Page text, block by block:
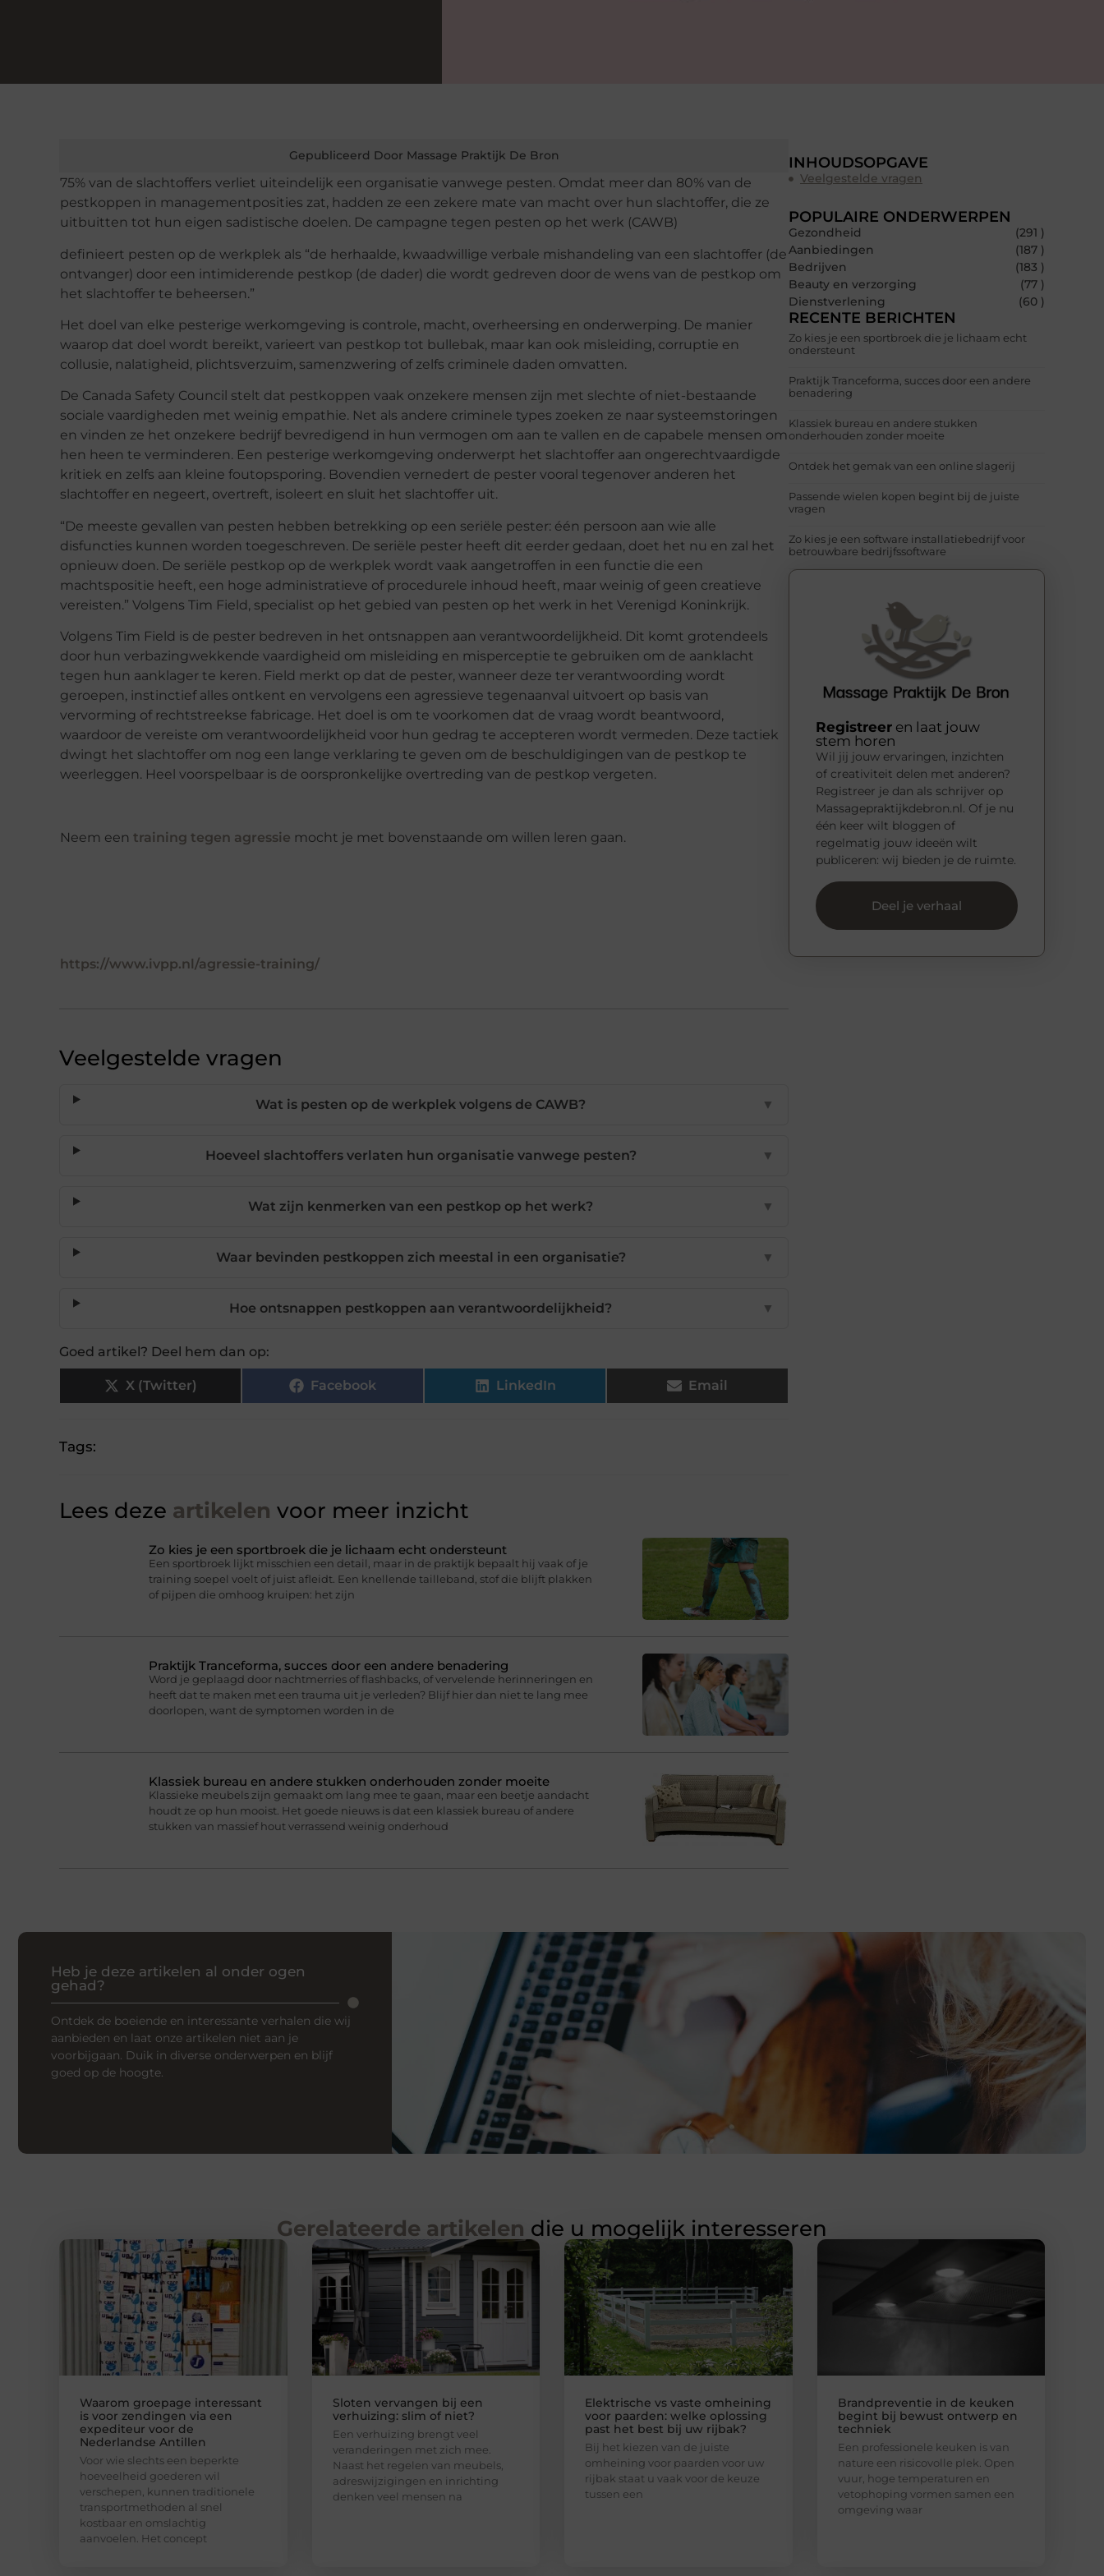
Gepubliceerd Door Massage Praktijk De Bron
75% van de slachtoffers verliet uiteindelijk een organisatie vanwege pesten. Omdat meer dan 80% van de
pestkoppen in managementposities zat, hadden ze een zekere mate van macht over hun slachtoffer, die ze
uitbuitten tot hun eigen sadistische doelen. De campagne tegen pesten op het werk (CAWB)
definieert pesten op de werkplek als “de herhaalde, kwaadwillige verbale mishandeling van een slachtoffer (de
ontvanger) door een intimiderende pestkop (de dader) die wordt gedreven door de wens van de pestkop om
het slachtoffer te beheersen.”
Het doel van elke pesterige werkomgeving is controle, macht, overheersing en onderwerping. De manier
waarop dat doel wordt bereikt, varieert van pestkop tot bullebak, maar kan ook misleiding, corruptie en
collusie, nalatigheid, plichtsverzuim, samenzwering of zelfs criminele daden omvatten.
De Canada Safety Council stelt dat pestkoppen vaak onzekere mensen zijn met slechte of niet-bestaande
sociale vaardigheden met weinig empathie. Net als andere criminele types zoeken ze naar systeemstoringen
en vinden ze het onzekere bedrijf bevredigend in hun vermogen om aan te vallen en de capabele mensen om
hen heen te verminderen. Een pesterige werkomgeving onderwerpt het slachtoffer aan ongerechtvaardigde
kritiek en zelfs aan kleine foutopsporing. Bovendien vernedert de pester vooral tegenover anderen het
slachtoffer en negeert, overtreft, isoleert en sluit het slachtoffer uit.
“De meeste gevallen van pesten hebben betrekking op een seriële pester: één persoon aan wie alle
disfuncties kunnen worden toegeschreven. De seriële pester heeft dit eerder gedaan, doet het nu en zal het
opnieuw doen. De seriële pestkop op de werkplek wordt vaak aangetroffen in een functie die een
machtspositie heeft, een hoge administratieve of procedurele inhoud heeft, maar weinig of geen creatieve
vereisten.” Volgens Tim Field, specialist op het gebied van pesten op het werk in het Verenigd Koninkrijk.
Volgens Tim Field is de pester bedreven in het ontsnappen aan verantwoordelijkheid. Dit komt grotendeels
door hun verbazingwekkende vaardigheid om misleiding en misperceptie te gebruiken om de aanklacht
tegen hun aanklager te keren. Field merkt op dat de pester, wanneer deze ter verantwoording wordt
geroepen, instinctief alles ontkent en vervolgens een agressieve tegenaanval uitvoert op basis van
vervorming of rechtstreekse fabricage. Het doel is om te voorkomen dat de vraag wordt beantwoord,
waardoor de vereiste om verantwoordelijkheid voor hun gedrag te accepteren wordt vermeden. Deze tactiek
dwingt het slachtoffer om nog een lange verklaring te geven om de beschuldigingen van de pestkop te
weerleggen. Heel voorspelbaar is de oorspronkelijke overtreding van de pestkop vergeten.
Neem een training tegen agressie mocht je met bovenstaande om willen leren gaan.
https://www.ivpp.nl/agressie-training/
Veelgestelde vragen
Wat is pesten op de werkplek volgens de CAWB? ▼
Hoeveel slachtoffers verlaten hun organisatie vanwege pesten? ▼
Wat zijn kenmerken van een pestkop op het werk? ▼
Waar bevinden pestkoppen zich meestal in een organisatie? ▼
Hoe ontsnappen pestkoppen aan verantwoordelijkheid? ▼
Goed artikel? Deel hem dan op:
X (Twitter) Facebook LinkedIn Email
Tags:
Lees deze artikelen voor meer inzicht
Zo kies je een sportbroek die je lichaam echt ondersteunt
Een sportbroek lijkt misschien een detail, maar in de praktijk bepaalt hij vaak of je
training soepel voelt of juist afleidt. Een knellende tailleband, stof die blijft plakken
of pijpen die omhoog kruipen: het zijn
Praktijk Tranceforma, succes door een andere benadering
Word je geplaagd door nachtmerries of flashbacks, of vervelende herinneringen en
heeft dat te maken met een trauma uit je verleden? Blijf hier dan niet te lang mee
doorlopen, want de symptomen worden in de
Klassiek bureau en andere stukken onderhouden zonder moeite
Klassieke meubels zijn gemaakt om lang mee te gaan, maar een beetje aandacht
houdt ze op hun mooist. Het goede nieuws is dat een klassiek bureau of andere
stukken van massief hout verrassend weinig onderhoud
INHOUDSOPGAVE
Veelgestelde vragen
POPULAIRE ONDERWERPEN
Gezondheid
(291 )
Aanbiedingen
(187 )
Bedrijven
(183 )
Beauty en verzorging
(77 )
Dienstverlening
(60 )
RECENTE BERICHTEN
Zo kies je een sportbroek die je lichaam echt
ondersteunt
Praktijk Tranceforma, succes door een andere
benadering
Klassiek bureau en andere stukken
onderhouden zonder moeite
Ontdek het gemak van een online slagerij
Passende wielen kopen begint bij de juiste
vragen
Zo kies je een software installatiebedrijf voor
betrouwbare bedrijfssoftware
Registreer en laat jouw
stem horen
Wil jij jouw ervaringen, inzichten
of creativiteit delen met anderen?
Registreer je dan als schrijver op
Massagepraktijkdebron.nl. Of je nu
één keer wilt bloggen of
regelmatig jouw ideeën wilt
publiceren: wij bieden je de ruimte.
Deel je verhaal
Heb je deze artikelen al onder ogen
gehad?
Ontdek de boeiende en interessante verhalen die wij
aanbieden en laat onze artikelen niet aan je
voorbijgaan. Duik in diverse onderwerpen en blijf
goed op de hoogte.
Gerelateerde artikelen die u mogelijk interesseren
Waarom groepage interessant
is voor zendingen via een
expediteur voor de
Nederlandse Antillen
Voor wie slechts een beperkte
hoeveelheid goederen wil
verschepen, kunnen traditionele
transportmethoden al snel
kostbaar en omslachtig
aanvoelen. Het concept
Sloten vervangen bij een
verhuizing: slim of niet?
Een verhuizing brengt veel
veranderingen met zich mee.
Naast het regelen van meubels,
adreswijzigingen en inrichting
denken veel mensen na
Elektrische vs vaste omheining
voor paarden: welke oplossing
past het best bij uw rijbak?
Bij het kiezen van de juiste
omheining voor paarden voor uw
rijbak staat u vaak voor de keuze
tussen een
Brandpreventie in de keuken
begint bij bewust ontwerp en
techniek
Een professionele keuken is van
nature een risicovolle plek. Open
vuur, hoge temperaturen en
vetophoping vormen samen een
omgeving waar